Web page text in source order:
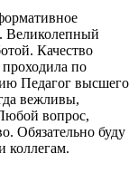
Качество
по
Педагог высшего
вежливы,
вопрос,
Обязательно буду
коллегам.